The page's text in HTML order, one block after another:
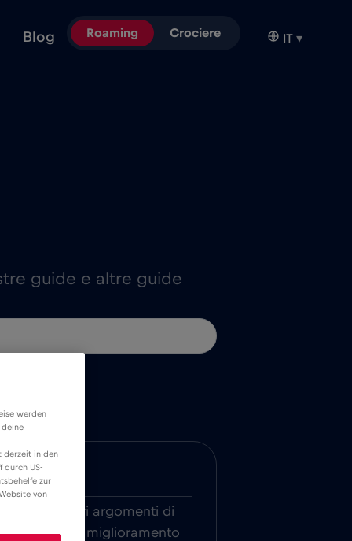
Blog Roaming Crociere IT ▾
guide e altre guide
ulteriori argomenti di
relativi al miglioramento
werden
deine
derzeit in den
durch US-
zur
von